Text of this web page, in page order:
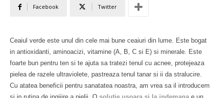
Facebook Twitter
Ceaiul verde este unul din cele mai bune ceaiuri din lume. Este bogat
in antioxidanti, aminoacizi, vitamine (A, B, C si E) si minerale. Este
foarte bun pentru ten si te ajuta sa tratezi tenul cu acnee, protejeaza
pielea de razele ultraviolete, pastreaza tenul tanar si ii da stralucire.
Cu atatea beneficii pentru sanatatea noastra, am vrea sa il introducem